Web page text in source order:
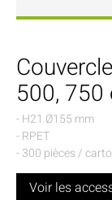
500,
- H21 Ø155 mm
- RPET
- 300 pièces /
Voir les